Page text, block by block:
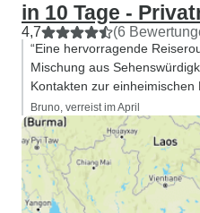
in 10 Tage -
4,7 (6
“Eine hervorragende
Mischung aus
Kontakten zur einheimischen
Bruno, verreist im April